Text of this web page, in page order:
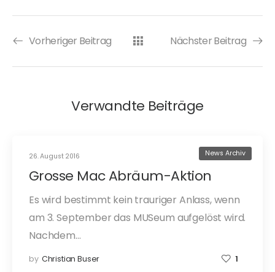
Vorheriger Beitrag Nächster Beitrag
Verwandte Beiträge
26. August 2016 News Archiv
Grosse Mac Abräum-Aktion
Es wird bestimmt kein trauriger Anlass, wenn
am 3. September das MUSeum aufgelöst wird.
Nachdem…
by Christian Buser 1